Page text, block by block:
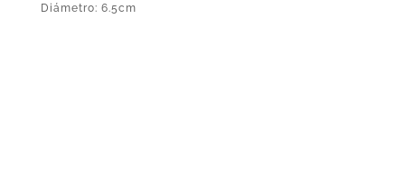
Diámetro: 6.5cm